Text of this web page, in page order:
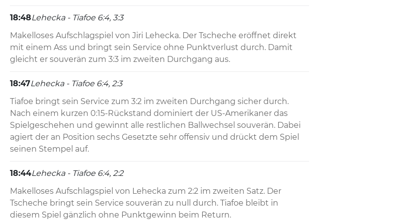
18:48Lehecka - Tiafoe 6:4, 3:3
Makelloses Aufschlagspiel von Jiri Lehecka. Der Tscheche eröffnet direkt
mit einem Ass und bringt sein Service ohne Punktverlust durch. Damit
gleicht er souverän zum 3:3 im zweiten Durchgang aus.
18:47Lehecka - Tiafoe 6:4, 2:3
Tiafoe bringt sein Service zum 3:2 im zweiten Durchgang sicher durch.
Nach einem kurzen 0:15-Rückstand dominiert der US-Amerikaner das
Spielgeschehen und gewinnt alle restlichen Ballwechsel souverän. Dabei
agiert der an Position sechs Gesetzte sehr offensiv und drückt dem Spiel
seinen Stempel auf.
18:44Lehecka - Tiafoe 6:4, 2:2
Makelloses Aufschlagspiel von Lehecka zum 2:2 im zweiten Satz. Der
Tscheche bringt sein Service souverän zu null durch. Tiafoe bleibt in
diesem Spiel gänzlich ohne Punktgewinn beim Return.